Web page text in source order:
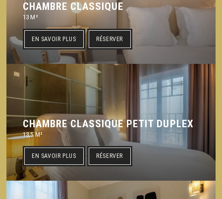
CHAMBRE CLASSIQUE
13 M²
EN SAVOIR PLUS RÉSERVER
CHAMBRE CLASSIQUE PETIT DUPLEX
13,5 M²
EN SAVOIR PLUS RÉSERVER
ACCUEIL